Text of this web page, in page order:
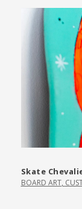
Skate
BOARD ART,